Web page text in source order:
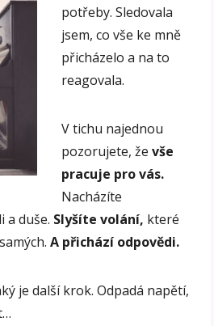
potřeby. Sledovala
jsem, co vše ke mně
přicházelo a na to
reagovala.
V tichu najednou
pozorujete, ževše
pracuje pro vás.
Nacházíte
a duše. Slyšíte volání, které
A přichází odpovědi.
je další krok. Odpadá napětí,